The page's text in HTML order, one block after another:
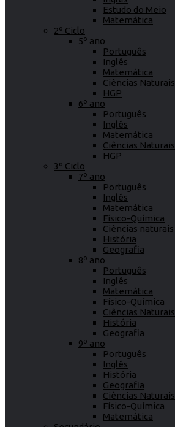
Estudo do Meio
Matemática
2º Ciclo
5º ano
Português
Inglês
Matemática
Ciências Naturais
HGP
6º ano
Português
Inglês
Matemática
Ciências Naturais
HGP
3º Ciclo
7º ano
Português
Inglês
Matemática
Físico-Química
Ciências naturais
História
Geografia
8º ano
Português
Inglês
Matemática
Físico-Química
Ciências Naturais
História
Geografia
9º ano
Português
Inglês
História
Geografia
Ciências Naturais
Físico-Química
Matemática